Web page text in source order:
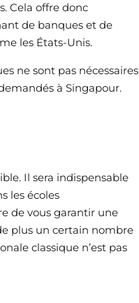
Cela offre donc
de banques et de
les États-Unis.
ne sont pas nécessaires
à Singapour.
Il sera indispensable
les écoles
de vous garantir une
plus un certain nombre
classique n’est pas